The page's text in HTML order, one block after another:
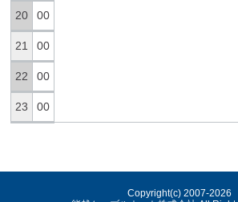
20 00
21 00
22 00
23 00
Copyright(c) 2007-2026